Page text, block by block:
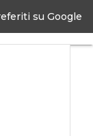
su Google